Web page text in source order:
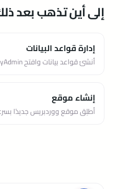
إلى أين تذهب بعد
إدارة قواعد البيانات
أنشئ قواعد بيانات وافتح phpMyAdmin.
إنشاء موقع
أطلِق موقع ووردبريس جديدًا